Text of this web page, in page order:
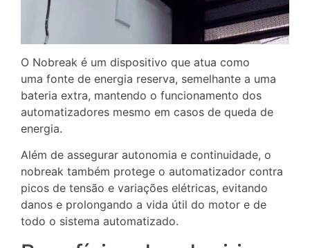
O Nobreak é um dispositivo que atua como
uma fonte de energia reserva, semelhante a uma
bateria extra, mantendo o funcionamento dos
automatizadores mesmo em casos de queda de
energia.
Além de assegurar autonomia e continuidade, o
nobreak também protege o automatizador contra
picos de tensão e variações elétricas, evitando
danos e prolongando a vida útil do motor e de
todo o sistema automatizado.